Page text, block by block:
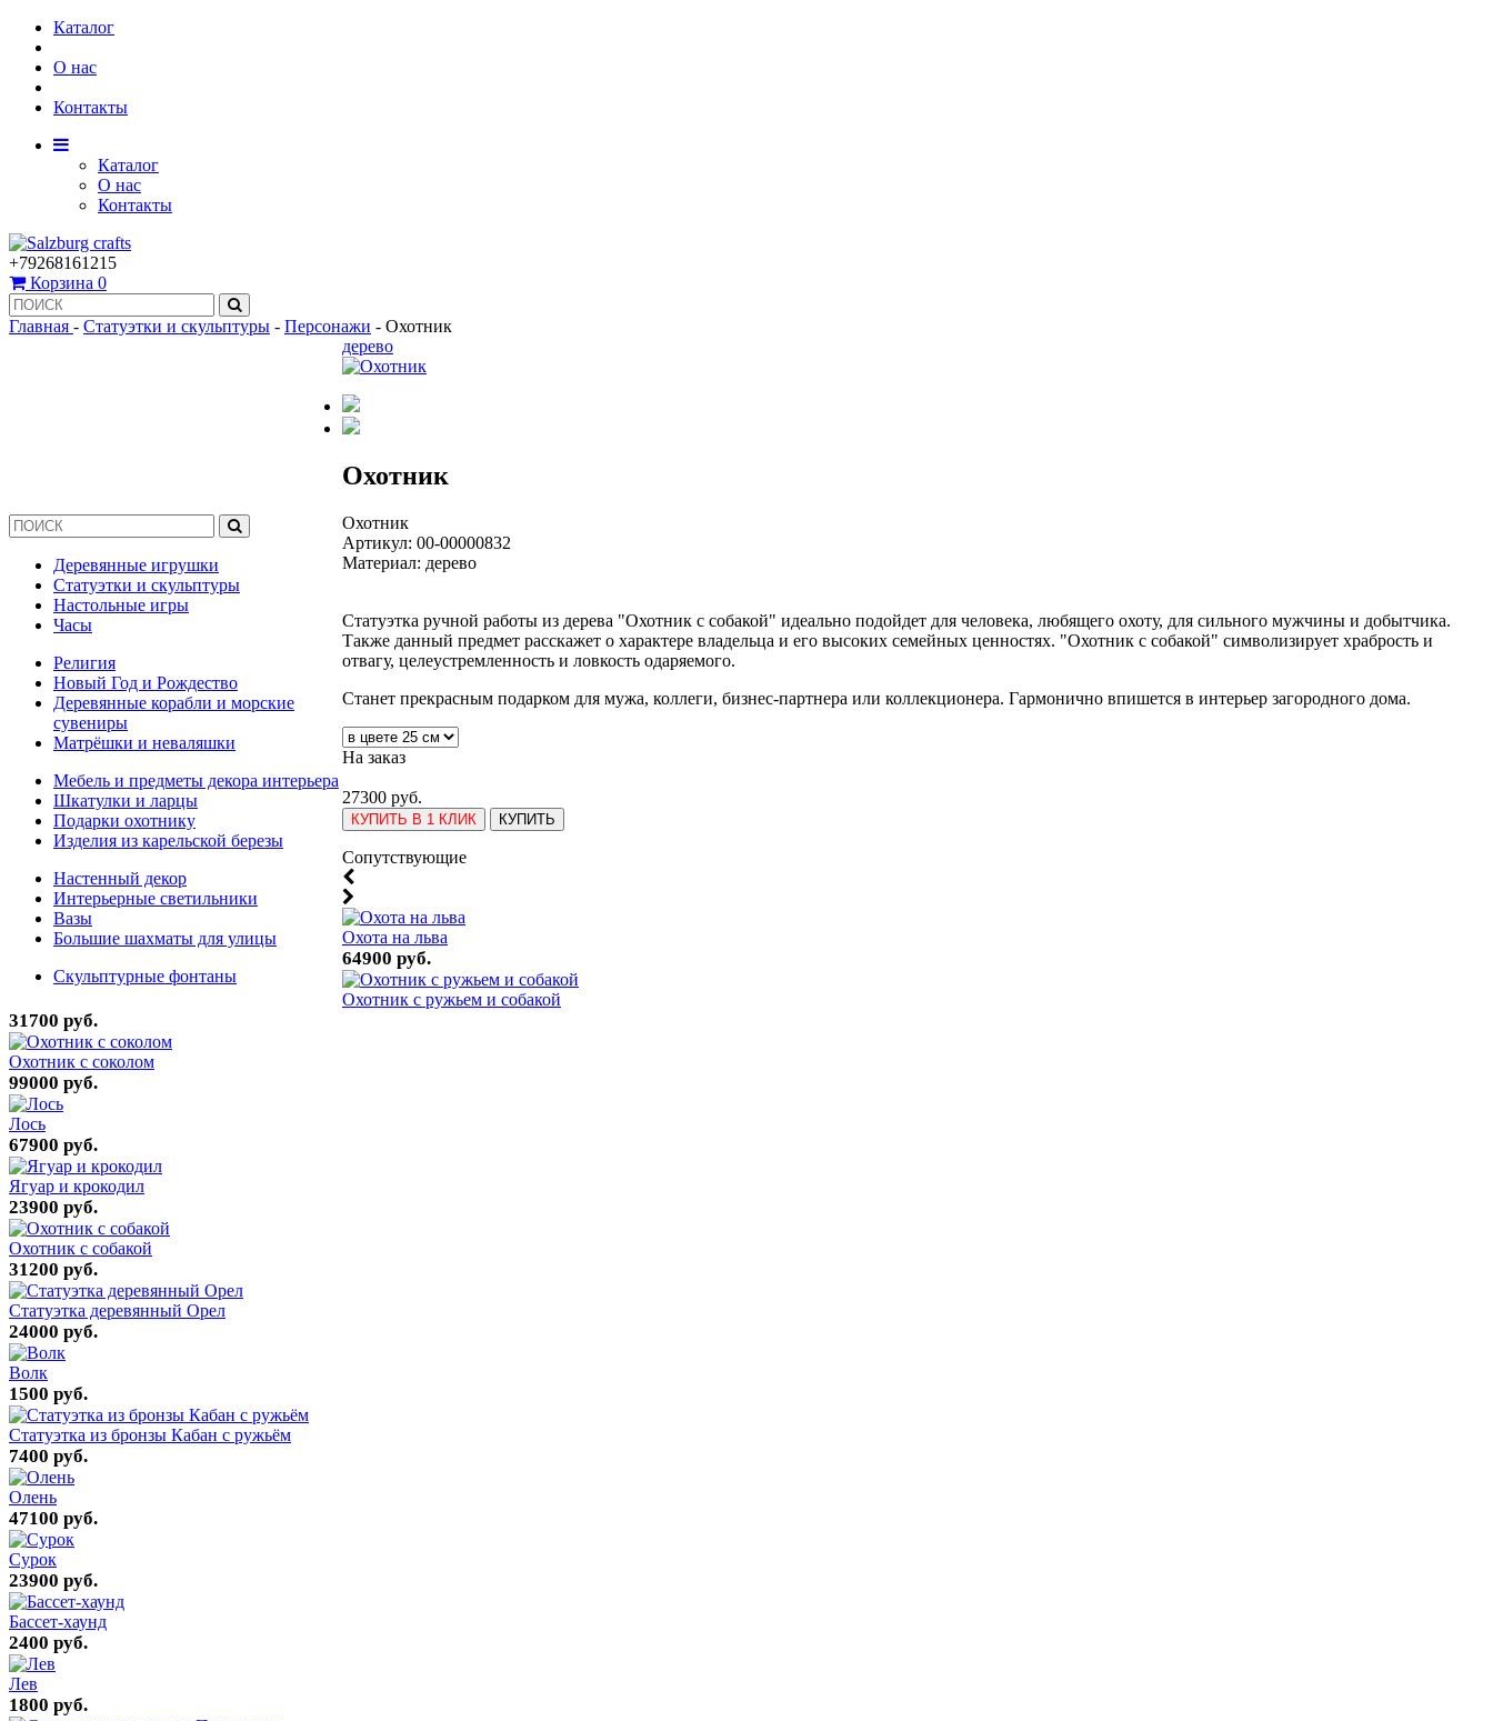
Каталог
О нас
Контакты
Каталог
О нас
Контакты
+79268161215
Корзина 0
Главная - Статуэтки и скульптуры - Персонажи - Охотник
Деревянные игрушки
Статуэтки и скульптуры
Настольные игры
Часы
Религия
Новый Год и Рождество
Деревянные корабли и морские
сувениры
Матрёшки и неваляшки
Мебель и предметы декора интерьера
Шкатулки и ларцы
Подарки охотнику
Изделия из карельской березы
Настенный декор
Интерьерные светильники
Вазы
Большие шахматы для улицы
Скульптурные фонтаны
дерево
Охотник
Охотник
Артикул: 00-00000832
Материал: дерево
Статуэтка ручной работы из дерева "Охотник с собакой" идеально подойдет для человека, любящего охоту, для сильного мужчины и добытчика.
Также данный предмет расскажет о характере владельца и его высоких семейных ценностях. "Охотник с собакой" символизирует храбрость и
отвагу, целеустремленность и ловкость одаряемого.
Станет прекрасным подарком для мужа, коллеги, бизнес-партнера или коллекционера. Гармонично впишется в интерьер загородного дома.
На заказ
27300 руб.
КУПИТЬ В 1 КЛИК КУПИТЬ
Cопутствующие
Охота на льва
64900 руб.
Охотник с ружьем и собакой
31700 руб.
Охотник с соколом
99000 руб.
Лось
67900 руб.
Ягуар и крокодил
23900 руб.
Охотник с собакой
31200 руб.
Статуэтка деревянный Орел
24000 руб.
Волк
1500 руб.
Статуэтка из бронзы Кабан с ружьём
7400 руб.
Олень
47100 руб.
Сурок
23900 руб.
Бассет-хаунд
2400 руб.
Лев
1800 руб.